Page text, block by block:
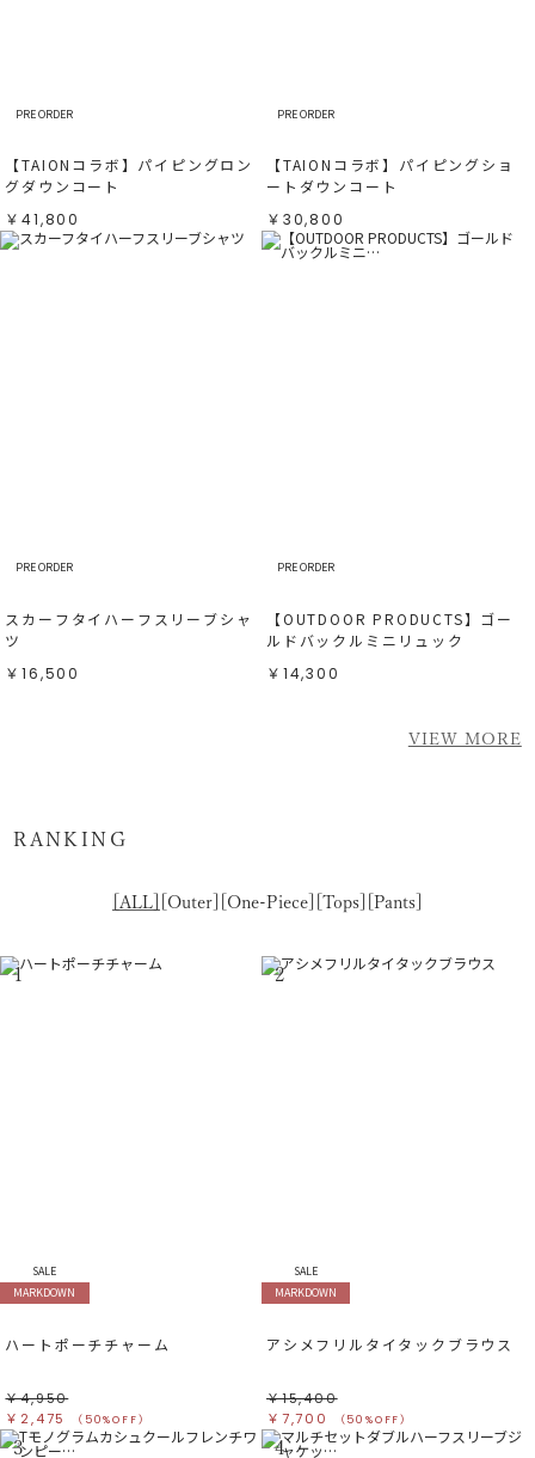
PRE ORDER
【TAIONコラボ】パイピングロン
グダウンコート
￥41,800
PRE ORDER
【TAIONコラボ】パイピングショ
ートダウンコート
￥30,800
PRE ORDER
スカーフタイハーフスリーブシャ
ツ
￥16,500
PRE ORDER
【OUTDOOR PRODUCTS】ゴー
ルドバックルミニリュック
￥14,300
VIEW MORE
RANKING
[ALL] [Outer] [One-Piece] [Tops] [Pants]
1
SALE
MARKDOWN
ハートポーチチャーム
￥4,950
￥2,475
（50%OFF）
2
SALE
MARKDOWN
アシメフリルタイタックブラウス
￥15,400
￥7,700
（50%OFF）
3 4